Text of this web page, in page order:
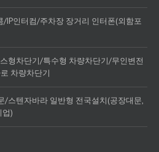
/IP인터컴/주차장 장거리 인터폰(외함포
형차단기/특수형 차량차단기/무인변전
차량차단기
스텐자바라 일반형 전국설치(공장대문,
업)